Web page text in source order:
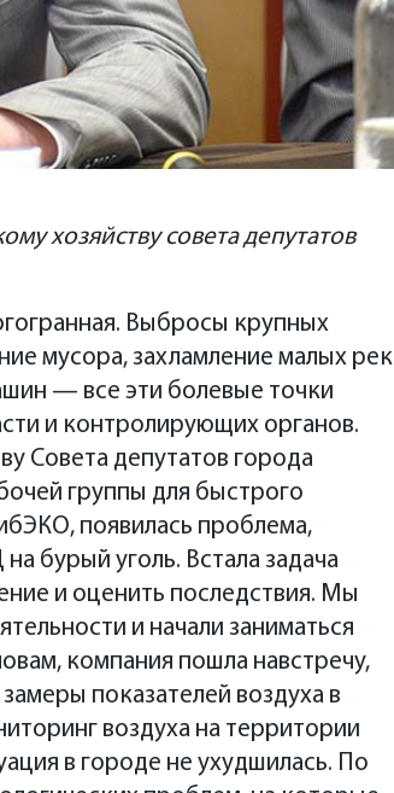
хозяйству совета депутатов
Выбросы крупных
мусора, захламление малых рек
— все эти болевые точки
и контролирующих органов.
Совета депутатов города
группы для быстрого
появилась проблема,
бурый уголь. Встала задача
и оценить последствия. Мы
и начали заниматься
компания пошла навстречу,
показателей воздуха в
воздуха на территории
в городе не ухудшилась. По